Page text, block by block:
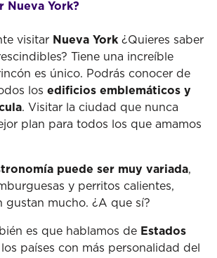
Nueva York?
visitar Nueva York¿Quieres saber
Tiene una increíble
es único. Podrás conocer de
los edificios emblemáticos y
. Visitar la ciudad que nunca
plan para todos los que amamos
puede ser muy variada,
y perritos calientes,
gustan mucho. ¿A que sí?
es que hablamos de Estados
países con más personalidad del